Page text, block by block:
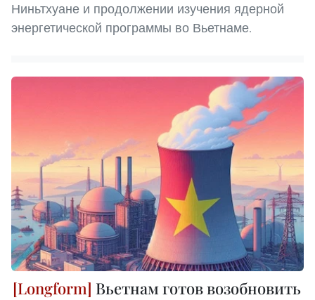
Ниньтхуане и продолжении изучения ядерной
энергетической программы во Вьетнаме.
Вьетнам готов возобновить